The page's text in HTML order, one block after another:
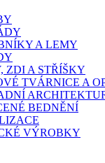
A LEMY
ZDI A STŘÍŠKY
TVÁRNICE A
BEDNĚNÍ
VÝROBKY